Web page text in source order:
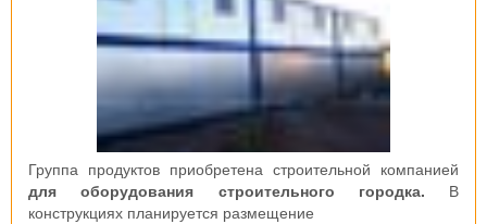
Группа продуктов приобретена строительной компанией
для оборудования строительного городка. В
конструкциях планируется размещение